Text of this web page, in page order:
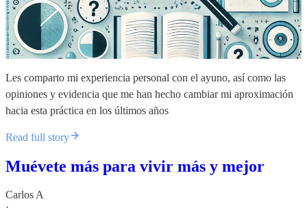
Les comparto mi experiencia personal con el ayuno, así como las
opiniones y evidencia que me han hecho cambiar mi aproximación
hacia esta práctica en los últimos años
Read full story
Muévete más para vivir más y mejor
Carlos A
·